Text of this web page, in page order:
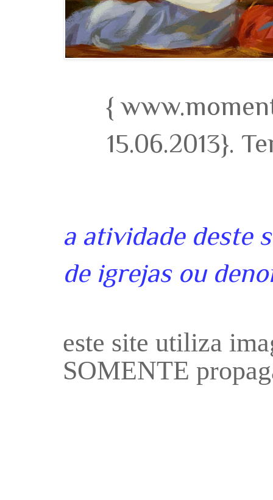
{
15.06.2013}.
a atividade deste
de igrejas ou
este site utiliza
SOMENTE